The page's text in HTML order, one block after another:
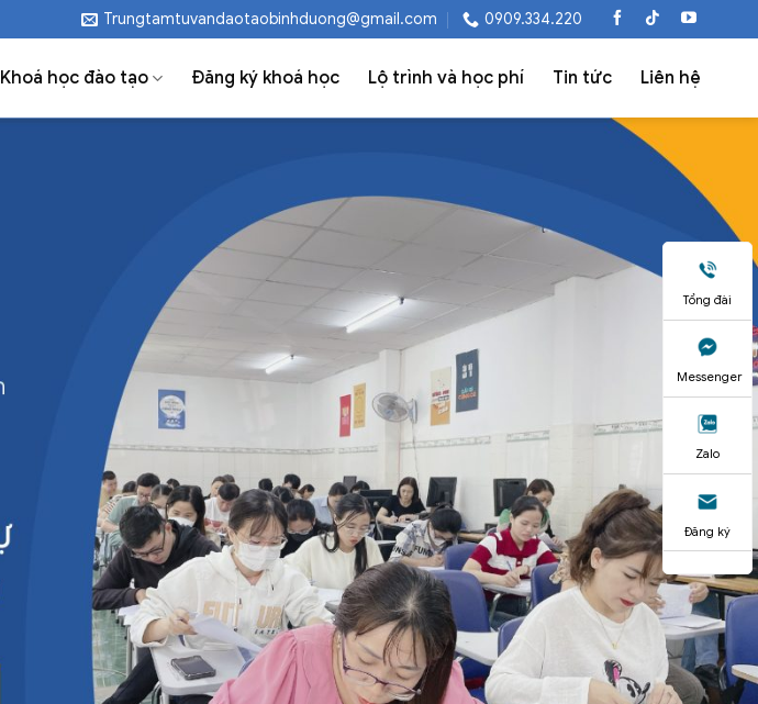
Trungtamtuvandaotaobinhduong@gmail.com 0909.334.220
Khoá học đào tạo Đăng ký khoá học Lộ trình và học phí Tin tức Liên hệ
Tổng đài
Messenger
Zalo
Đăng ký